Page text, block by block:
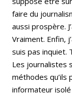
faire du
aussi prospère.
Vraiment. Enfin,
suis pas inquiet.
Les journalistes
méthodes qu’ils
informateur